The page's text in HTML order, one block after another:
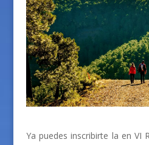
Ya puedes inscribirte la en VI